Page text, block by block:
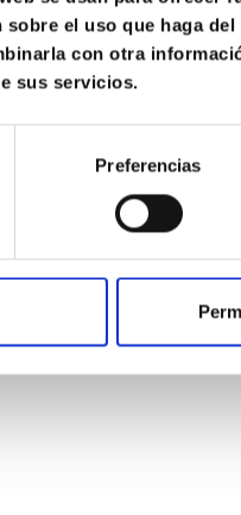
el uso que haga
con otra
sus servicios.
Preferencias
_carrer mari
barcelona_